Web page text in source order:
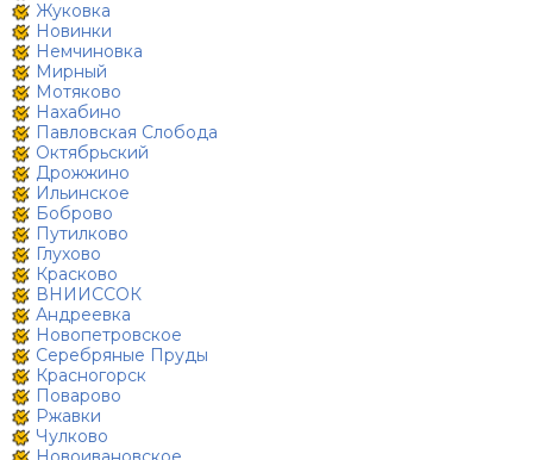
Жуковка
Новинки
Немчиновка
Мирный
Мотяково
Нахабино
Павловская Слобода
Октябрьский
Дрожжино
Ильинское
Боброво
Путилково
Глухово
Красково
ВНИИССОК
Андреевка
Новопетровское
Серебряные Пруды
Красногорск
Поварово
Ржавки
Чулково